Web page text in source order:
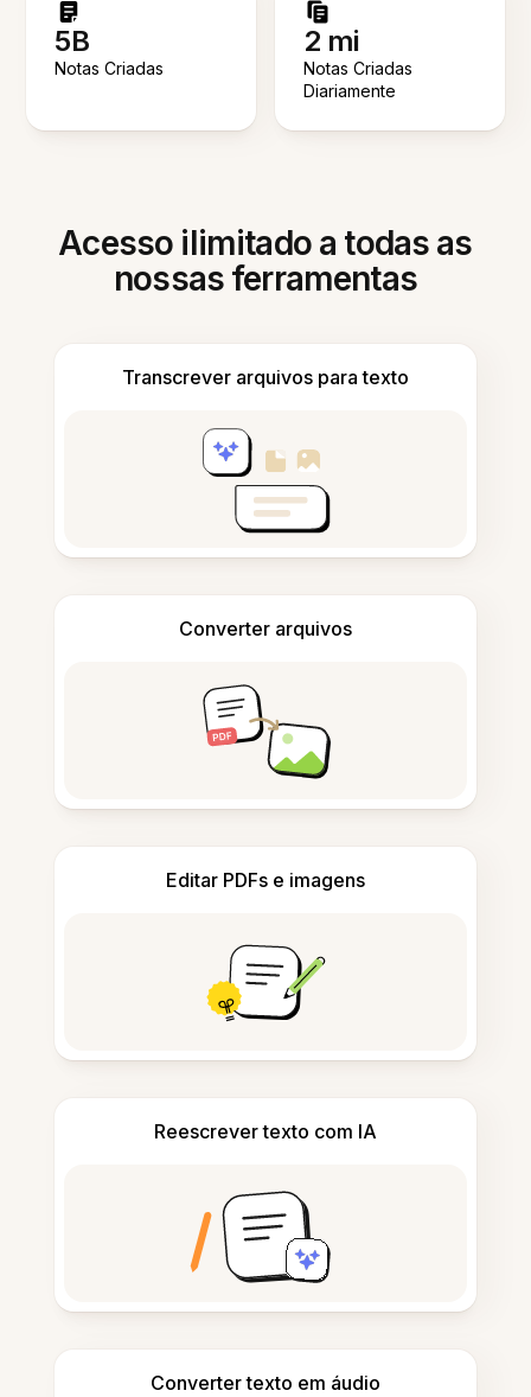
5B
Notas Criadas
2 mi
Notas Criadas
Diariamente
Acesso ilimitado a todas as
nossas ferramentas
Transcrever arquivos para texto
Converter arquivos
Editar PDFs e imagens
Reescrever texto com IA
Converter texto em áudio